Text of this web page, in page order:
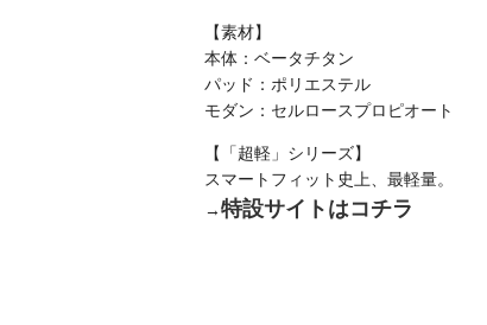
【素材】
本体：ベータチタン
パッド：ポリエステル
モダン：セルロースプロピオート
【「超軽」シリーズ】
スマートフィット史上、最軽量。
→特設サイトはコチラ